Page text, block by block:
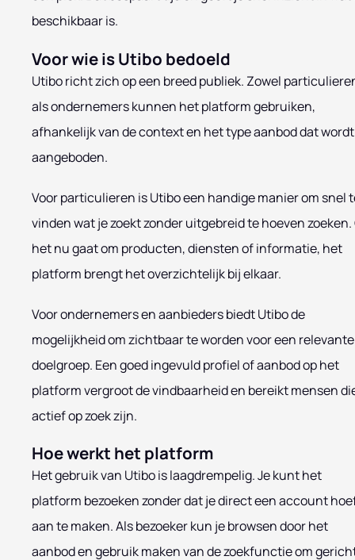
beschikbaar is.
Voor wie is Utibo bedoeld
Utibo richt zich op een breed publiek. Zowel
als ondernemers kunnen het platform gebruiken,
afhankelijk van de context en het type aanbod dat wordt
aangeboden.
Voor particulieren is Utibo een handige manier om snel
vinden wat je zoekt zonder uitgebreid te hoeven zoeken.
het nu gaat om producten, diensten of informatie, het
platform brengt het overzichtelijk bij elkaar.
Voor ondernemers en aanbieders biedt Utibo de
mogelijkheid om zichtbaar te worden voor een relevante
doelgroep. Een goed ingevuld profiel of aanbod op het
platform vergroot de vindbaarheid en bereikt mensen
actief op zoek zijn.
Hoe werkt het platform
Het gebruik van Utibo is laagdrempelig. Je kunt het
platform bezoeken zonder dat je direct een account
aan te maken. Als bezoeker kun je browsen door het
aanbod en gebruik maken van de zoekfunctie om